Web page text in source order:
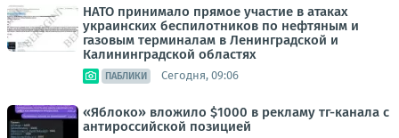
НАТО принимало прямое участие в атаках
украинских беспилотников по нефтяным и
газовым терминалам в Ленинградской и
Калининградской областях
ПАБЛИКИ Сегодня, 09:06
«Яблоко» вложило $1000 в рекламу тг-канала с
антироссийской позицией